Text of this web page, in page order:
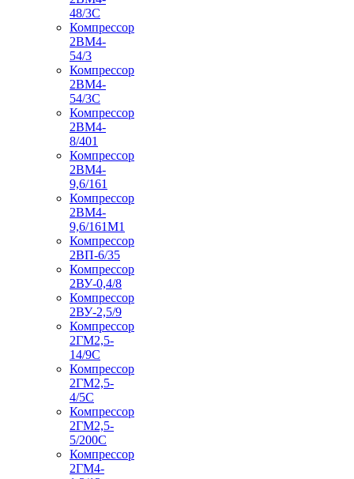
48/3С
Компрессор
2ВМ4-
54/3
Компрессор
2ВМ4-
54/3С
Компрессор
2ВМ4-
8/401
Компрессор
2ВМ4-
9,6/161
Компрессор
2ВМ4-
9,6/161М1
Компрессор
2ВП-6/35
Компрессор
2ВУ-0,4/8
Компрессор
2ВУ-2,5/9
Компрессор
2ГМ2,5-
14/9С
Компрессор
2ГМ2,5-
4/5С
Компрессор
2ГМ2,5-
5/200С
Компрессор
2ГМ4-